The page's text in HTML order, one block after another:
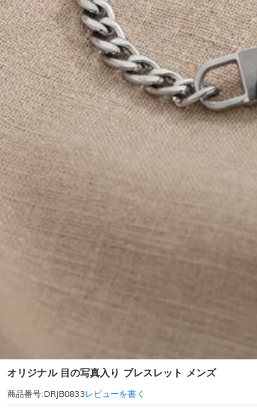
オリジナル 目の写真入り ブレスレット メンズ
商品番号:DRJB0833レビューを書く